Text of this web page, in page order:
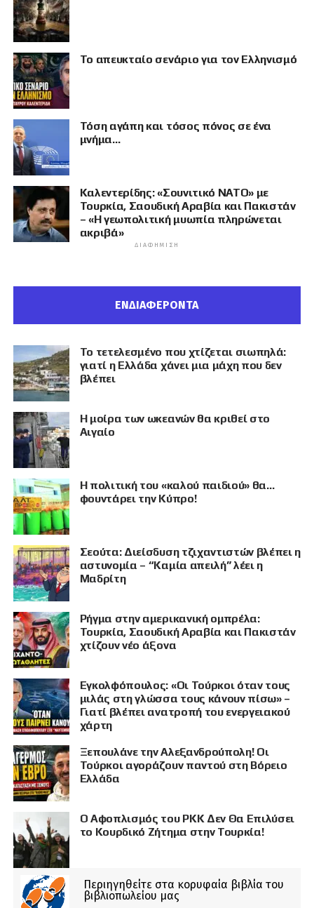
Το απευκταίο σενάριο για τον Ελληνισμό
Τόση αγάπη και τόσος πόνος σε ένα
μνήμα…
Καλεντερίδης: «Σουνιτικό ΝΑΤΟ» με
Τουρκία, Σαουδική Αραβία και Πακιστάν
– «Η γεωπολιτική μυωπία πληρώνεται
ακριβά»
ΔΙΑΦΉΜΙΣΗ
ΕΝΔΙΑΦΕΡΟΝΤΑ
Το τετελεσμένο που χτίζεται σιωπηλά:
γιατί η Ελλάδα χάνει μια μάχη που δεν
βλέπει
Η μοίρα των ωκεανών θα κριθεί στο
Αιγαίο
Η πολιτική του «καλού παιδιού» θα…
φουντάρει την Κύπρο!
Σεούτα: Διείσδυση τζιχαντιστών βλέπει η
αστυνομία – “Καμία απειλή” λέει η
Μαδρίτη
Ρήγμα στην αμερικανική ομπρέλα:
Τουρκία, Σαουδική Αραβία και Πακιστάν
χτίζουν νέο άξονα
Εγκολφόπουλος: «Οι Τούρκοι όταν τους
μιλάς στη γλώσσα τους κάνουν πίσω» –
Γιατί βλέπει ανατροπή του ενεργειακού
χάρτη
Ξεπουλάνε την Αλεξανδρούπολη! Οι
Τούρκοι αγοράζουν παντού στη Βόρειο
Ελλάδα
Ο Αφοπλισμός του PKK Δεν Θα Επιλύσει
το Κουρδικό Ζήτημα στην Τουρκία!
Περιηγηθείτε στα κορυφαία βιβλία του
βιβλιοπωλείου μας